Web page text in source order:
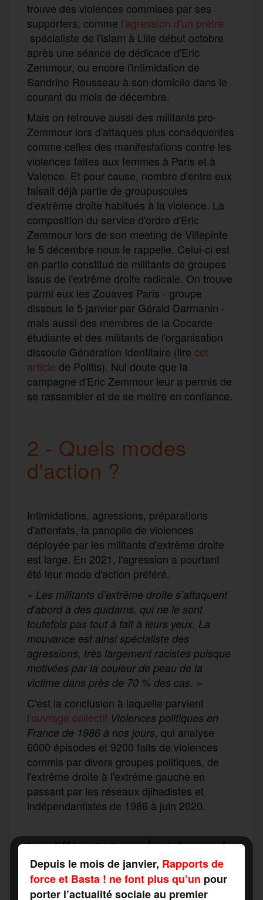
trouve des violences commises par ses
supporters, comme l'agression d'un prêtre
spécialiste de l'islam à Lille début octobre
après une séance de dédicace d'Eric
Zemmour, ou encore l'intimidation de
Sandrine Rousseau à son domicile dans le
courant du mois de décembre.
Mais on retrouve aussi des militants pro-
Zemmour lors d'attaques plus conséquentes
comme celles des manifestations contre les
violences faites aux femmes à Paris et à
Valence. Et pour cause, nombre d'entre eux
faisait déjà partie de groupuscules
d'extrême droite habitués à la violence. La
composition du service d'ordre d'Eric
Zemmour lors de son meeting de Villepinte
le 5 décembre nous le rappelle. Celui-ci est
en partie constitué de militants de groupes
issus de l'extrême droite radicale. On trouve
parmi eux les Zouaves Paris - groupe
dissous le 5 janvier par Gérald Darmanin -
mais aussi des membres de la Cocarde
étudiante et des militants de l'organisation
dissoute Génération Identitaire (lire cet
article de Politis). Nul doute que la
campagne d'Eric Zemmour leur a permis de
se rassembler et de se mettre en confiance.
2 - Quels modes
d'action ?
Intimidations, agressions, préparations
d'attentats, la panoplie de violences
déployée par les militants d'extrême droite
est large. En 2021, l'agression a pourtant
été leur mode d'action préféré.
« Les militants d’extrême droite s’attaquent
d’abord à des quidams, qui ne le sont
toutefois pas tout à fait à leurs yeux. La
mouvance est ainsi spécialiste des
agressions, très largement racistes puisque
motivées par la couleur de peau de la
victime dans près de 70 % des cas. »
C'est la conclusion à laquelle parvient
l'ouvrage collectif Violences politiques en
France de 1986 à nos jours, qui analyse
6000 épisodes et 9200 faits de violences
commis par divers groupes politiques, de
l'extrême droite à l'extrême gauche en
passant par les réseaux djihadistes et
indépendantistes de 1986 à juin 2020.
Depuis le mois de janvier, Rapports de
force et Basta ! ne font plus qu’un pour
porter l’actualité sociale au premier